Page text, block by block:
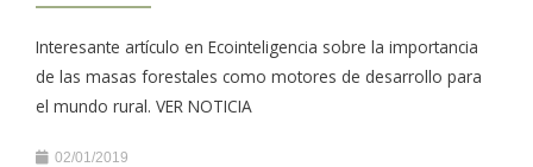
Interesante artículo en Ecointeligencia sobre la importancia
de las masas forestales como motores de desarrollo para
el mundo rural. VER NOTICIA
02/01/2019